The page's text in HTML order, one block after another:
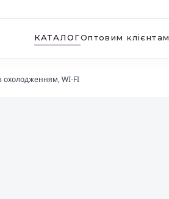
КАТАЛОГОптовим клієнтам
охолодженням, WI-FI